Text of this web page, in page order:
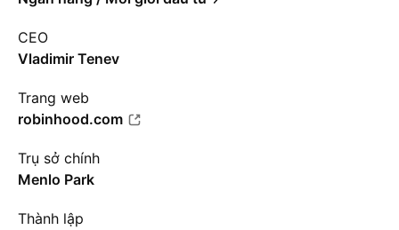
CEO
Vladimir Tenev
Trang web
robinhood.com
Trụ sở chính
Menlo Park
Thành lập